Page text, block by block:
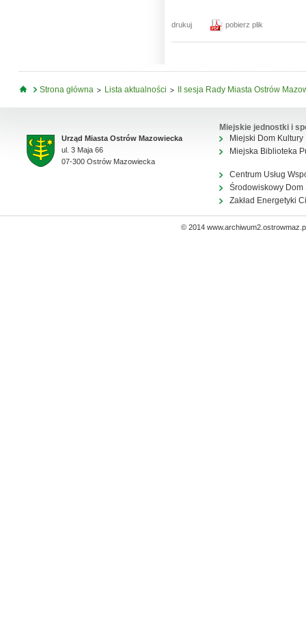
drukuj pobierz plik
Jesteś tutaj
Strona główna Lista aktualności II sesja Rady Miasta Ostrów
Urząd Miasta Ostrów Mazowiecka
ul. 3 Maja 66
07-300 Ostrów Mazowiecka
Miejskie jednostki i
Miejski Dom Kultury
Miejska Biblioteka
Centrum Usług
Środowiskowy Dom
Zakład Energetyki
© 2014